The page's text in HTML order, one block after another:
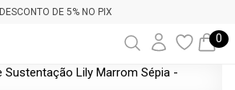
DESCONTO DE 5% NO PIX
0